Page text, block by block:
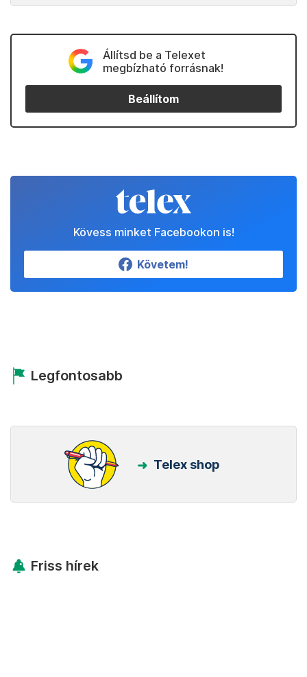
Állítsd be a Telexet
megbízható forrásnak!
Beállítom
Kövess minket Facebookon is!
Követem!
Legfontosabb
Telex shop
Friss hírek